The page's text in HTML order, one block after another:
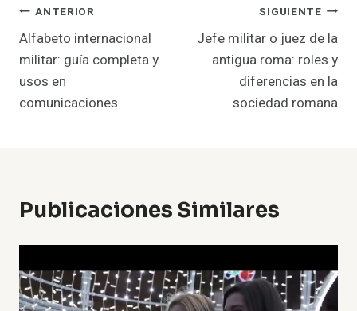
Navegación
De
Entradas
ANTERIOR
Alfabeto internacional
militar: guía completa y
usos en
comunicaciones
SIGUIENTE
Jefe militar o juez de la
antigua roma: roles y
diferencias en la
sociedad romana
Publicaciones Similares